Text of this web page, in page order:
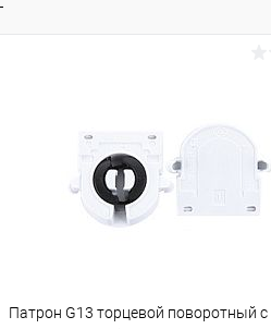
Патрон G13 торцевой поворотный с